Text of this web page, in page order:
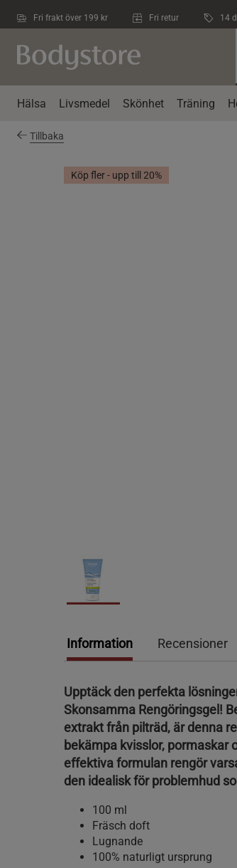
Fri frakt över 199 kr Fri retur 14
Hälsa Livsmedel Skönhet Träning
Tillbaka
Köp fler - upp till 20%
Information Recensioner
Upptäck den perfekta
Skonsamma Rengöringsgel!
extrakt från pilträd, är denna
bekämpa kvisslor, pormaskar
effektiva formulan rengör
den idealisk för problemhud
100 ml
Fräsch doft
Lugnande
100% naturligt ursprung